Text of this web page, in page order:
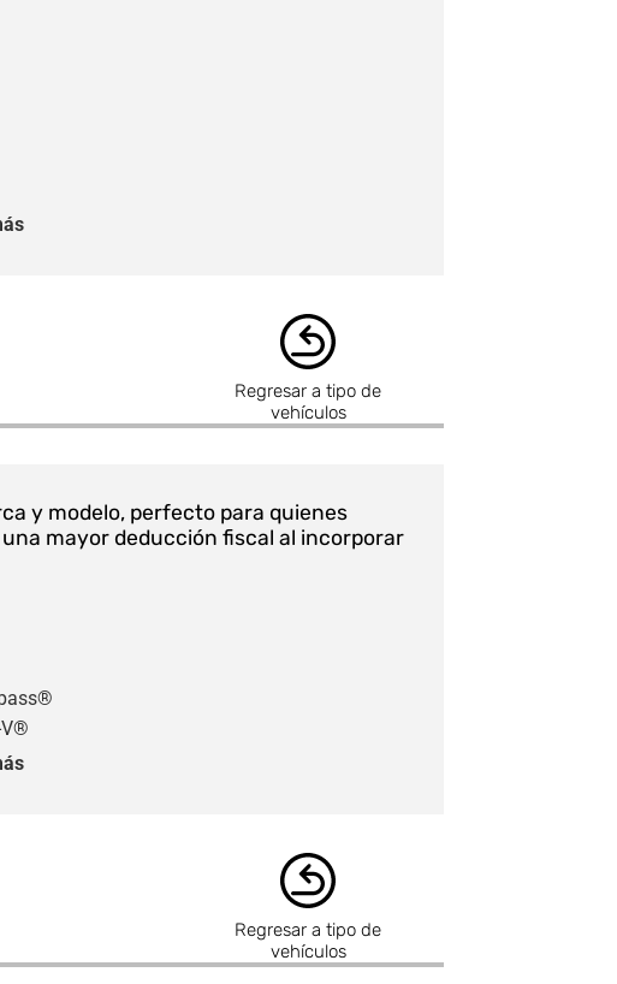
Regresar a tipo de
vehículos
y modelo, perfecto para quienes
mayor deducción fiscal al incorporar
V®
Regresar a tipo de
vehículos